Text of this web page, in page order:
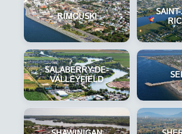
RIMOUSKI
SALABERRY-DE-
VALLEYFIELD